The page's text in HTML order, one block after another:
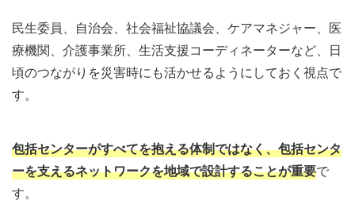
民生委員、自治会、社会福祉協議会、ケアマネジャー、医
療機関、介護事業所、生活支援コーディネーターなど、日
頃のつながりを災害時にも活かせるようにしておく視点で
す。
包括センターがすべてを抱える体制ではなく、包括センタ
ーを支えるネットワークを地域で設計することが重要で
す。